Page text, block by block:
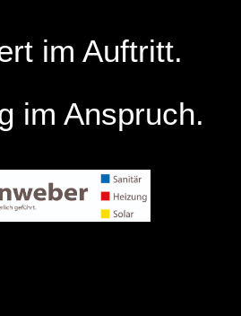
im Auftritt.
im Anspruch.